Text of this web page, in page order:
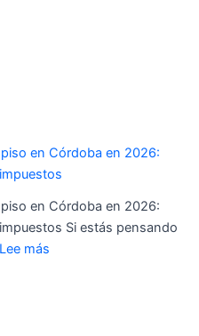
en Córdoba en 2026:
en Córdoba en 2026:
Si estás pensando
Lee más